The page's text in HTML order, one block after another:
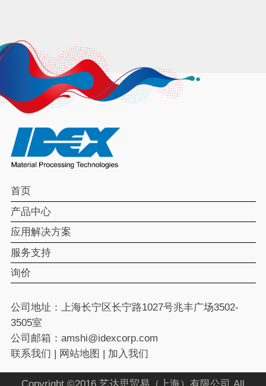
首页
产品中心
应用解决方案
服务支持
询价
公司地址：上海长宁区长宁路1027号兆丰广场3502-
3505室
公司邮箱：amshi@idexcorp.com
联系我们
网站地图 加入我们